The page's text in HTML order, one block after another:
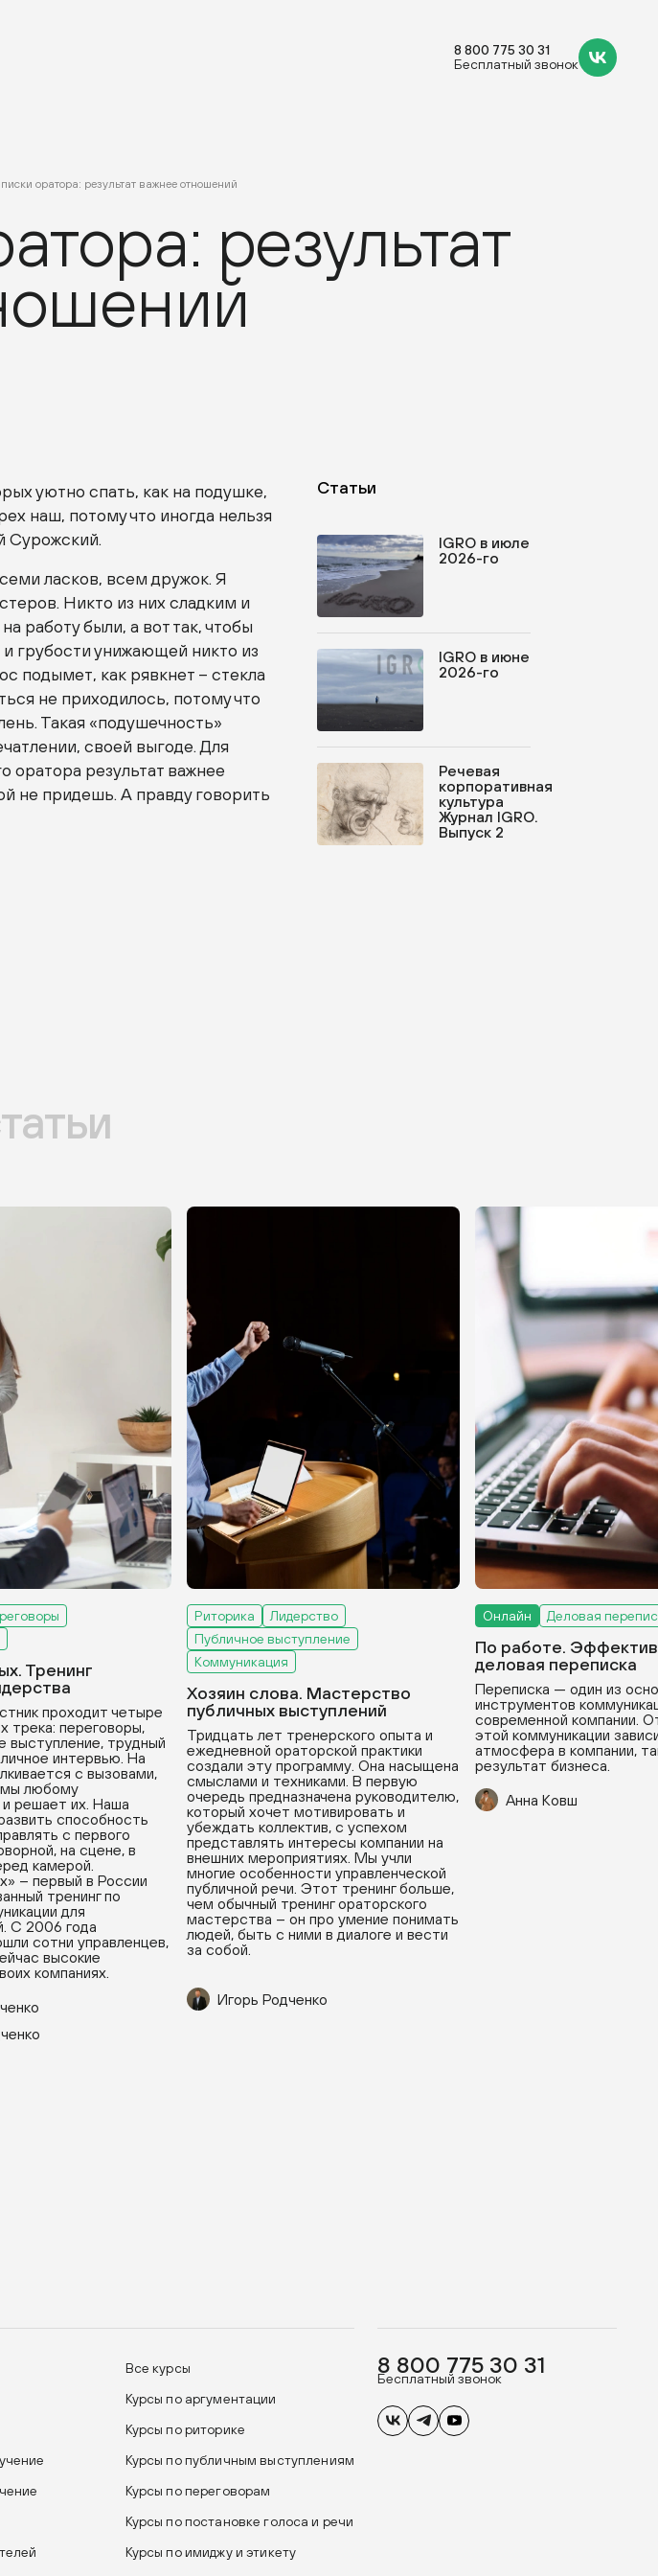
8 800 775 30 31
Бесплатный звонок
оратора: результат важнее отношений
результат
уютно спать, как на подушке,
наш, потому что иногда нельзя
Сурожский.
ласков, всем дружок. Я
Никто из них сладким и
работу были, а вот так, чтобы
грубости унижающей никто из
подымет, как рявкнет – стекла
не приходилось, потому что
Такая «подушечность»
своей выгоде. Для
оратора результат важнее
не придешь. А правду говорить
Статьи
IGRO в июле
2026-го
IGRO в июне
2026-го
Речевая
корпоративная
культура
Журнал IGRO.
Выпуск 2
Тренинг
проходит четыре
трека: переговоры,
трудный
интервью. На
с вызовами,
любому
решает их. Наша
способность
с первого
на сцене, в
камерой.
– первый в России
тренинг по
для
С 2006 года
сотни управленцев,
высокие
компаниях.
Риторика
Лидерство
Публичное выступление
Коммуникация
Хозяин слова. Мастерство
публичных выступлений
Тридцать лет тренерского опыта и
ежедневной ораторской практики
создали эту программу. Она насыщена
смыслами и техниками. В первую
очередь предназначена руководителю,
который хочет мотивировать и
убеждать коллектив, с успехом
представлять интересы компании на
внешних мероприятиях. Мы учли
многие особенности управленческой
публичной речи. Этот тренинг больше,
чем обычный тренинг ораторского
мастерства – он про умение понимать
людей, быть с ними в диалоге и вести
за собой.
Игорь Родченко
Онлайн Деловая
По работе.
деловая переписка
Переписка — один из
инструментов
современной компании.
этой коммуникации
атмосфера в компании,
результат бизнеса.
Анна Ковш
Все курсы
Курсы по аргументации
Курсы по риторике
Курсы по публичным выступлениям
Курсы по переговорам
Курсы по постановке голоса и речи
Курсы по имиджу и этикету
8 800 775 30 31
Бесплатный звонок